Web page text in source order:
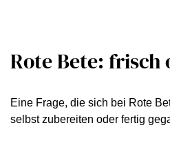
Rote Bete: frisch
Eine Frage, die sich bei Rote
selbst zubereiten oder fertig